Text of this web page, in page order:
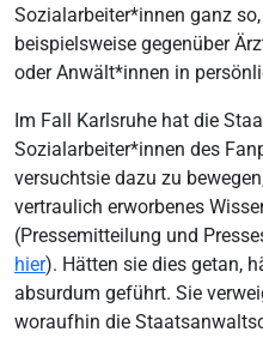
Sozialarbeiter*innen ganz
beispielsweise gegenüber
oder Anwält*innen in
Im Fall Karlsruhe hat die
Sozialarbeiter*innen des
versuchtsie dazu zu
vertraulich erworbenes
(Pressemitteilung und
hier). Hätten sie dies getan,
absurdum geführt. Sie
woraufhin die